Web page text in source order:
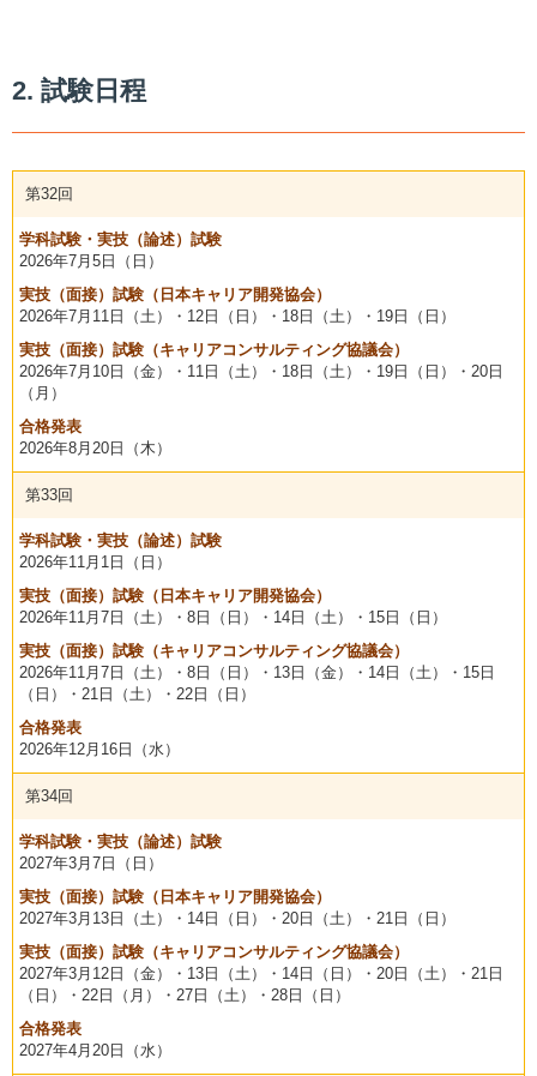
2. 試験日程
第32回
学科試験・実技（論述）試験
2026年7月5日（日）
実技（面接）試験（日本キャリア開発協会）
2026年7月11日（土）・ 12日（日）
・18日（土）・19日（日）
実技（面接）試験（キャリアコンサルティング協議会）
2026年7月10日（金）・ 11日（土）
・18日（土）・19日（日）・20日
（月）
合格発表
2026年8月20日（木）
第33回
学科試験・実技（論述）試験
2026年11月1日（日）
実技（面接）試験（日本キャリア開発協会）
2026年11月7日（土）・ 8日（日）
・14日（土）・15日（日）
実技（面接）試験（キャリアコンサルティング協議会）
2026年11月7日（土）・ 8日（日）
・13日（金）・14日（土）・15日
（日）・21日（土）・22日（日）
合格発表
2026年12月16日（水）
第34回
学科試験・実技（論述）試験
2027年3月7日（日）
実技（面接）試験（日本キャリア開発協会）
2027年3月13日（土）・ 14日（日）
・20日（土）・21日（日）
実技（面接）試験（キャリアコンサルティング協議会）
2027年3月12日（金）・ 13日（土）
・14日（日）・20日（土）・21日
（日）・22日（月）・27日（土）・28日（日）
合格発表
2027年4月20日（水）